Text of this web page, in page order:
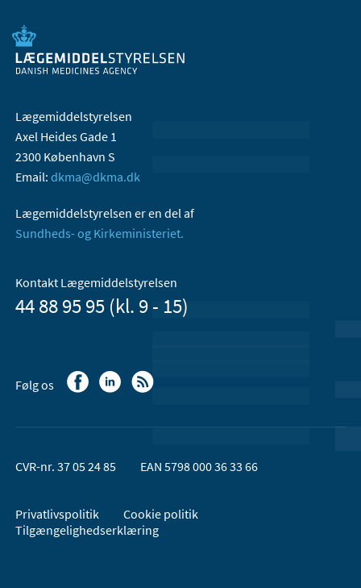
Lægemiddelstyrelsen
Axel Heides Gade 1
2300 København S
Email: dkma@dkma.dk
Lægemiddelstyrelsen er en del af
Sundheds- og Kirkeministeriet.
Kontakt Lægemiddelstyrelsen
44 88 95 95 (kl. 9 - 15)
Følg os
CVR-nr. 37 05 24 85 EAN 5798 000 36 33 66
Privatlivspolitik
Cookie politik
Tilgængelighedserklæring